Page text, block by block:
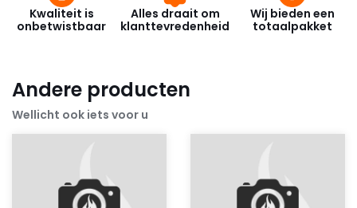
Kwaliteit is
onbetwistbaar
Alles draait om
klanttevredenheid
Wij bieden een
totaalpakket
Andere producten
Wellicht ook iets voor u